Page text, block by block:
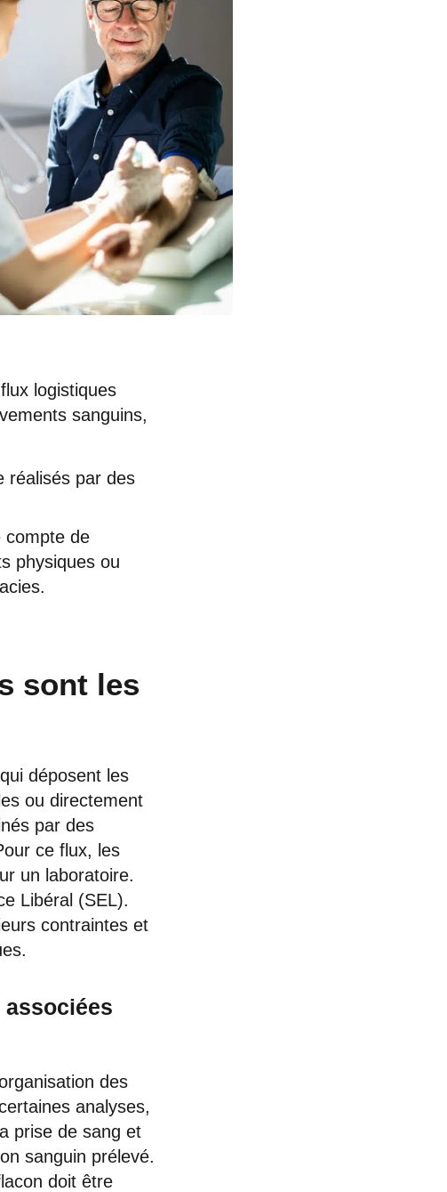
logistiques
sanguins,
réalisés par des
compte de
physiques ou
sont les
déposent les
ou directement
par des
ce flux, les
un laboratoire.
Libéral (SEL).
contraintes et
des
analyses,
prise de sang et
sanguin prélevé.
doit être